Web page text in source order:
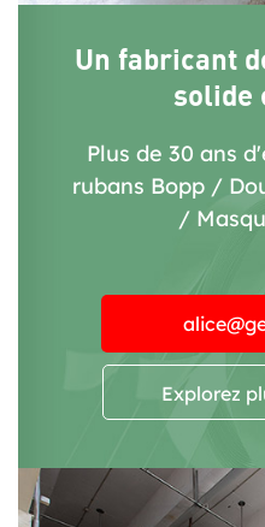
Un fabricant
solide
Plus de 30 ans
rubans Bopp /
/
Explorez